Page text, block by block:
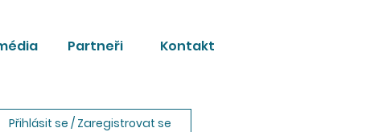
Partneři Kontakt
Přihlásit se / Zaregistrovat se